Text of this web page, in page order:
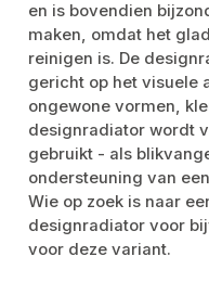
en is bovendien
maken, omdat het
reinigen is. De
gericht op het visuele
ongewone vormen,
designradiator wordt
gebruikt - als
ondersteuning van
Wie op zoek is naar
designradiator voor
voor deze variant.